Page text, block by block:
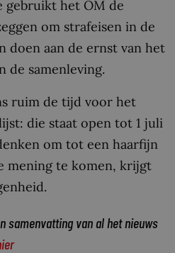
gebruikt het OM de
om strafeisen in de
doen aan de ernst van het
de samenleving.
ruim de tijd voor het
die staat open tot 1 juli
om tot een haarfijn
mening te komen, krijgt
samenvatting van al het nieuws